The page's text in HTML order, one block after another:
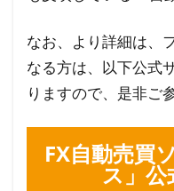
なお、より詳細は、
なる方は、以下公式
りますので、是非ご
FX自動売買
ス」公